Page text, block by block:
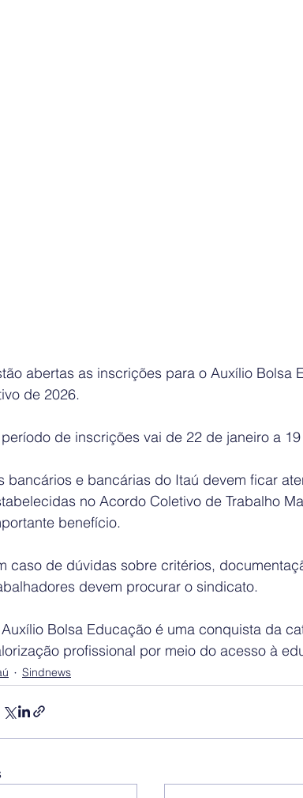
abertas as inscrições para o Auxílio Bolsa
de 2026.
de inscrições vai de 22 de janeiro a
bancários e bancárias do Itaú devem ficar
no Acordo Coletivo de Trabalho
benefício.
caso de dúvidas sobre critérios,
devem procurar o sindicato.
Bolsa Educação é uma conquista da
profissional por meio do acesso à
Sindnews